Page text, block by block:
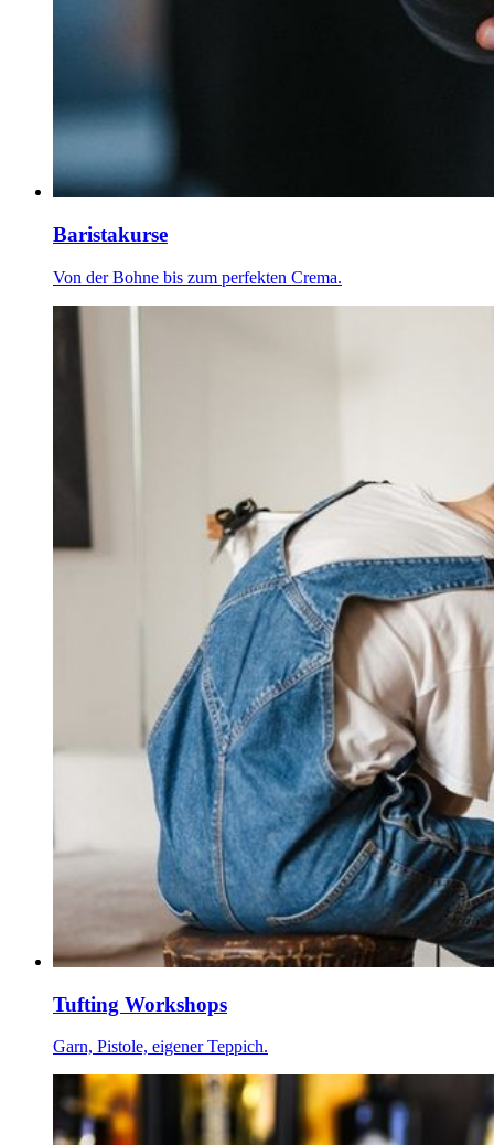
Baristakurse
Von der Bohne bis zum perfekten Crema.
Tufting Workshops
Garn, Pistole, eigener Teppich.